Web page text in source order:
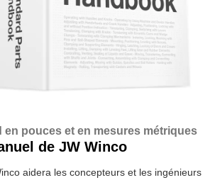
en pouces et en mesures métriques
de JW Winco
aidera les concepteurs et les ingénieurs